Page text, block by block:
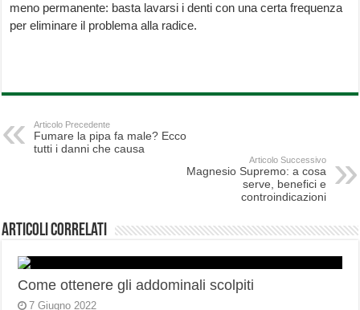
meno permanente: basta lavarsi i denti con una certa frequenza
per eliminare il problema alla radice.
Articolo Precedente
Fumare la pipa fa male? Ecco
tutti i danni che causa
Articolo Successivo
Magnesio Supremo: a cosa
serve, benefici e
controindicazioni
Articoli correlati
Come ottenere gli addominali scolpiti
7 Giugno 2022